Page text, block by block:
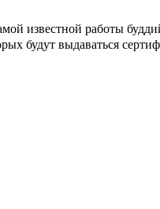
известной работы
будут выдаваться